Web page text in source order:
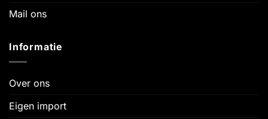
Mail ons
Informatie
Over ons
Eigen import